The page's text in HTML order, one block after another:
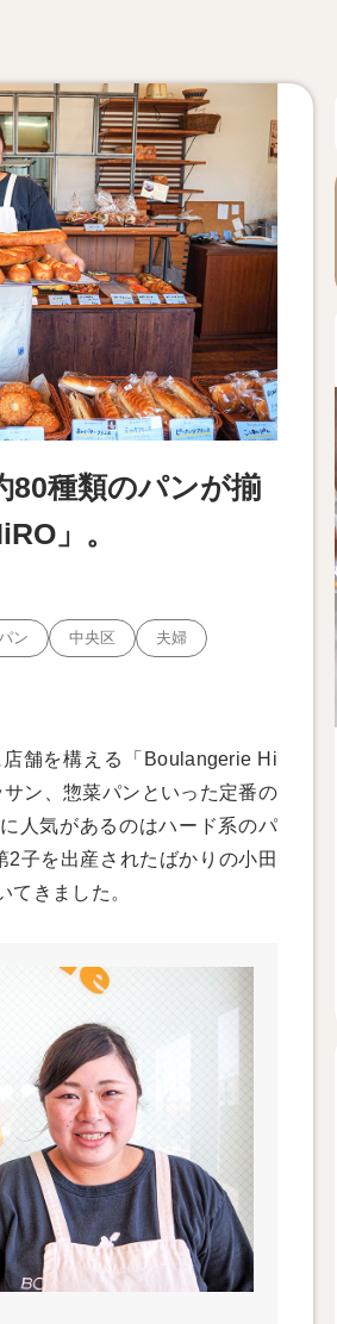
80種類のパンが揃
」。
ン 中央区 夫婦
舗を構える「Boulangerie Hi
ン、惣菜パンといった定番の
人気があるのはハード系のパ
子を出産されたばかりの小田
てきました。